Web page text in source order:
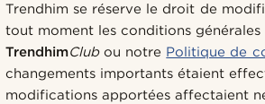
Trendhim se réserve le droit de
tout moment les conditions
TrendhimClubou notre Politique de
changements importants étaient
modifications apportées affectaient